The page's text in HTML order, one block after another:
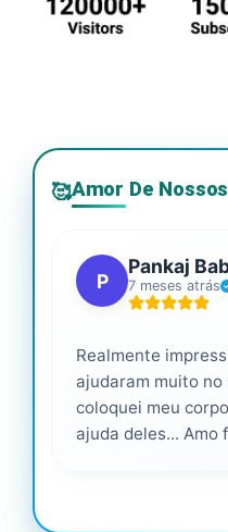
🥰Amor De
P
Pankaj
7 meses atrás
Realmente
ajudaram muito no
coloquei meu
ajuda deles... Amo